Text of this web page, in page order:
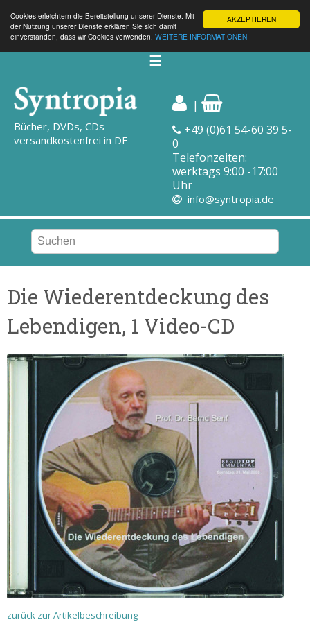
AKZEPTIEREN
Cookies erleichtern die Bereitstellung unserer Dienste. Mit
der Nutzung unserer Dienste erklären Sie sich damit
einverstanden, dass wir Cookies verwenden. WEITERE INFORMATIONEN
☰
Bücher, DVDs, CDs
versandkostenfrei in DE
|
+49 (0)61 54-60 39 5-
0
Telefonzeiten:
werktags 9:00 -17:00
Uhr
info@syntropia.de
Die Wiederentdeckung des
Lebendigen, 1 Video-CD
zurück zur Artikelbeschreibung